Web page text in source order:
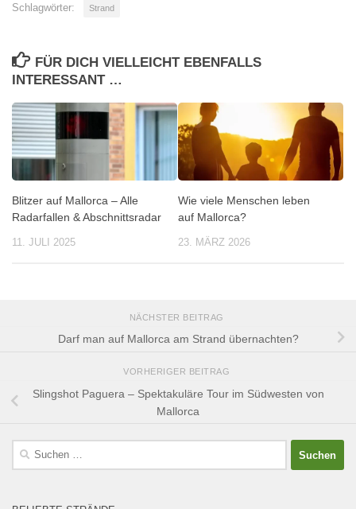
Schlagwörter: Strand
FÜR DICH VIELLEICHT EBENFALLS
INTERESSANT …
Blitzer auf Mallorca – Alle
Radarfallen & Abschnittsradar
11. JULI 2025
Wie viele Menschen leben
auf Mallorca?
23. MÄRZ 2026
NÄCHSTER BEITRAG
Darf man auf Mallorca am Strand übernachten?
VORHERIGER BEITRAG
Slingshot Paguera – Spektakuläre Tour im Südwesten von
Mallorca
Suchen
nach: